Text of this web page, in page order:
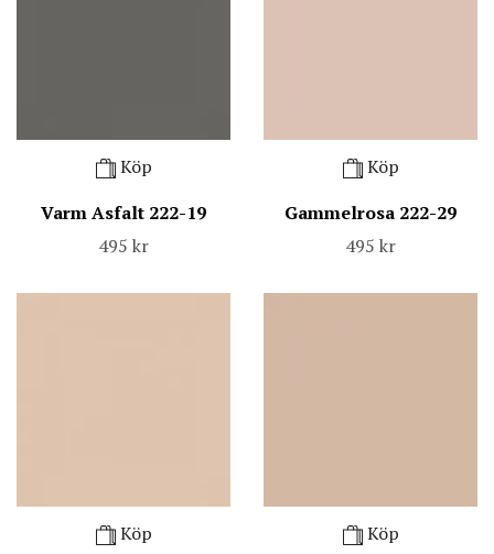
Köp
Varm Asfalt 222-19
495 kr
Köp
Gammelrosa 222-29
495 kr
Köp
Köp